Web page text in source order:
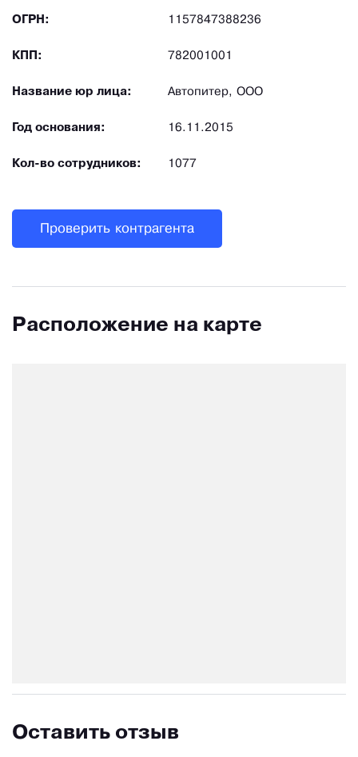
ОГРН: 1157847388236
КПП: 782001001
Название юр лица: Автопитер, ООО
Год основания: 16.11.2015
Кол-во сотрудников: 1077
Проверить контрагента
Расположение на карте
Оставить отзыв